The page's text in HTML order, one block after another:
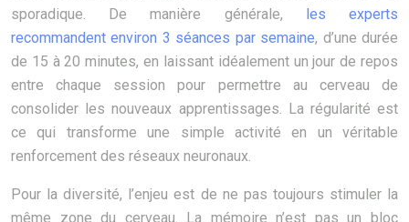
sporadique. De manière générale, les experts
recommandent environ 3 séances par semaine, d’une durée
de 15 à 20 minutes, en laissant idéalement un jour de repos
entre chaque session pour permettre au cerveau de
consolider les nouveaux apprentissages. La régularité est
ce qui transforme une simple activité en un véritable
renforcement des réseaux neuronaux.
Pour la diversité, l’enjeu est de ne pas toujours stimuler la
même zone du cerveau. La mémoire n’est pas un bloc